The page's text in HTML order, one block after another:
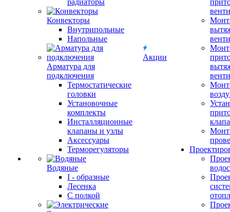
радиаторы
Конвекторы
Внутрипольные
Напольные
Арматура для
подключения
Термостатические
головки
Установочные
комплекты
Инсталляционные
клапаны и узлы
Аксессуары
Терморегуляторы
Водяные
I - образные
Лесенка
С полкой
Акции